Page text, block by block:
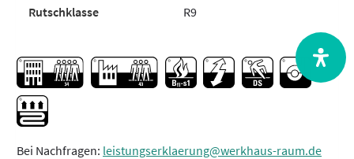
Rutschklasse
R9
Bei Nachfragen: leistungserklaerung@werkhaus-raum.de